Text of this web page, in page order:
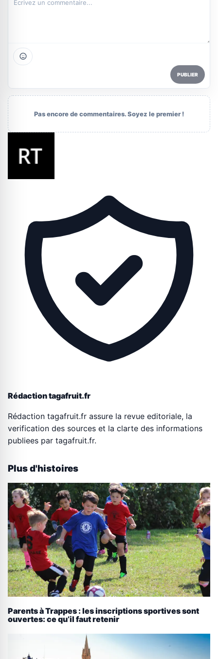
PUBLIER
Pas encore de commentaires. Soyez le premier !
Rédaction tagafruit.fr
Rédaction tagafruit.fr assure la revue editoriale, la
verification des sources et la clarte des informations
publiees par tagafruit.fr.
Plus d'histoires
Parents à Trappes : les inscriptions sportives sont
ouvertes: ce qu’il faut retenir